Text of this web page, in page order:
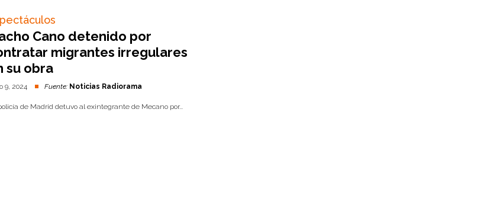
Cano detenido por
migrantes irregulares
su obra
9, 2024 Fuente: Noticias Radiorama
de Madrid detuvo al exintegrante de Mecano por...